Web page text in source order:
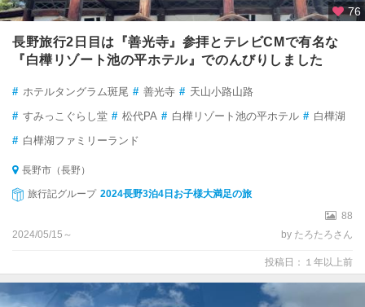
76
長野旅行2日目は『善光寺』参拝とテレビCMで有名な
『白樺リゾート池の平ホテル』でのんびりしました
# ホテルタングラム斑尾 # 善光寺 # 天山小路山路
# すみっこぐらし堂 # 松代PA # 白樺リゾート池の平ホテル # 白樺湖
# 白樺湖ファミリーランド
長野市（長野）
旅行記グループ 2024長野3泊4日お子様大満足の旅
88
2024/05/15～
by たろたろさん
投稿日：１年以上前